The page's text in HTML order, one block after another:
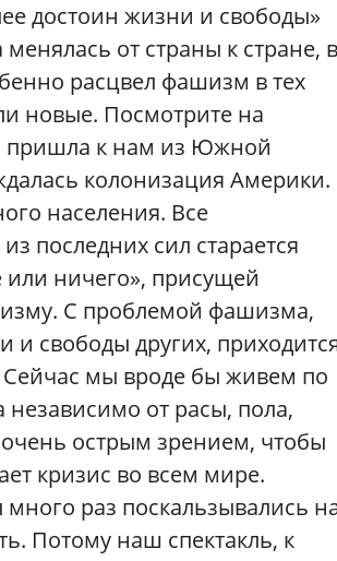
достоин жизни и свободы»
от страны к стране, в
расцвел фашизм в тех
новые. Посмотрите на
пришла к нам из Южной
колонизация Америки.
населения. Все
последних сил старается
ничего», присущей
С проблемой фашизма,
и свободы других,
Сейчас мы вроде бы живем по
от расы, пола,
острым зрением, чтобы
кризис во всем мире.
раз поскальзывались
Потому наш спектакль, к